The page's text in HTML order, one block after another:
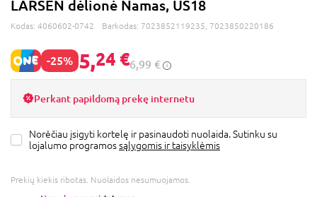
LARSEN dėlionė Namas, US18
Kodas: 4060602-0742 Barkodas: 7023852119235, 7023850220186
-25% 5,24 €6,99 €
Perkant papildomą prekę internetu
Norėčiau įsigyti kortelę ir pasinaudoti nuolaida. Sutinku su
lojalumo programossąlygomis ir taisyklėmis
Prekių kiekis ribotas. Nuolaidos nesumuojamos.